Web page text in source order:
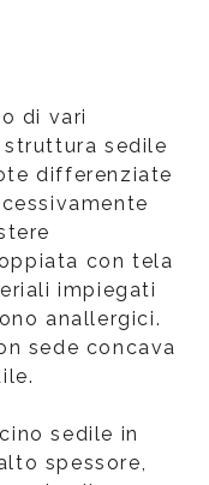
di vari
struttura sedile
differenziate
con tela
impiegati
anallergici.
sede concava
sedile in
spessore,